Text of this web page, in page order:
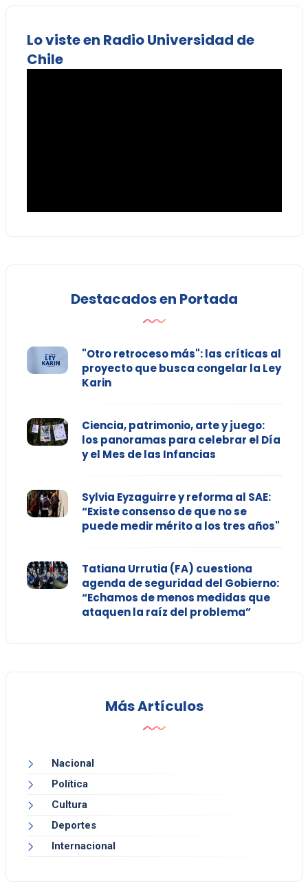
Lo viste en Radio Universidad de
Chile
Destacados en Portada
"Otro retroceso más": las críticas al
proyecto que busca congelar la Ley
Karin
Ciencia, patrimonio, arte y juego:
los panoramas para celebrar el Día
y el Mes de las Infancias
Sylvia Eyzaguirre y reforma al SAE:
“Existe consenso de que no se
puede medir mérito a los tres años"
Tatiana Urrutia (FA) cuestiona
agenda de seguridad del Gobierno:
“Echamos de menos medidas que
ataquen la raíz del problema”
Más Artículos
Nacional
Política
Cultura
Deportes
Internacional